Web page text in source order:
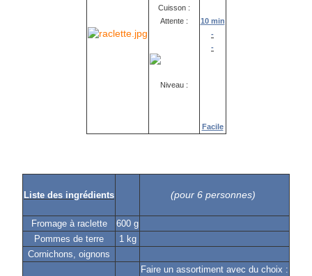
Cuisson :
Attente :
Niveau :
10 min
-
-
Facile
Liste des ingrédients (pour 6 personnes)
Fromage à raclette
600 g
Pommes de terre
1 kg
Cornichons, oignons
Faire un assortiment avec du choix :